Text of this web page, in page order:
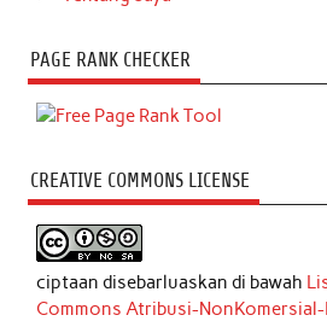
PAGE RANK CHECKER
CREATIVE COMMONS LICENSE
ciptaan disebarluaskan di bawah
Commons Atribusi-